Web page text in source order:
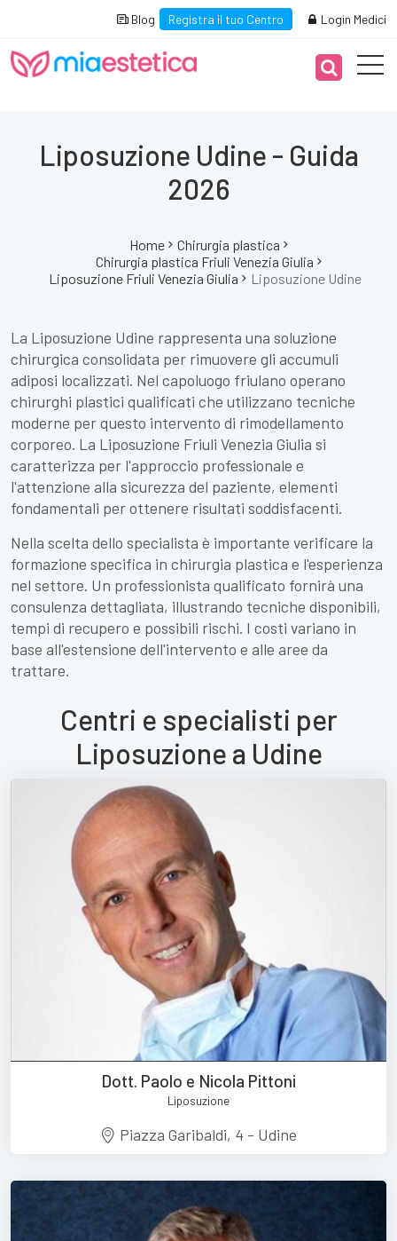
Blog Registra il tuo Centro Login Medici
Liposuzione Udine - Guida
2026
Home
Chirurgia plastica
Chirurgia plastica Friuli Venezia Giulia
Liposuzione Friuli Venezia Giulia
Liposuzione Udine
La Liposuzione Udine rappresenta una soluzione
chirurgica consolidata per rimuovere gli accumuli
adiposi localizzati. Nel capoluogo friulano operano
chirurghi plastici qualificati che utilizzano tecniche
moderne per questo intervento di rimodellamento
corporeo. La Liposuzione Friuli Venezia Giulia si
caratterizza per l'approccio professionale e
l'attenzione alla sicurezza del paziente, elementi
fondamentali per ottenere risultati soddisfacenti.
Nella scelta dello specialista è importante verificare la
formazione specifica in chirurgia plastica e l'esperienza
nel settore. Un professionista qualificato fornirà una
consulenza dettagliata, illustrando tecniche disponibili,
tempi di recupero e possibili rischi. I costi variano in
base all'estensione dell'intervento e alle aree da
trattare.
Centri e specialisti per
Liposuzione a Udine
Dott. Paolo e Nicola Pittoni
Liposuzione
Piazza Garibaldi, 4 - Udine